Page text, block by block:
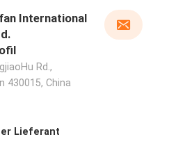
International
Rd.,
430015, China
Lieferant